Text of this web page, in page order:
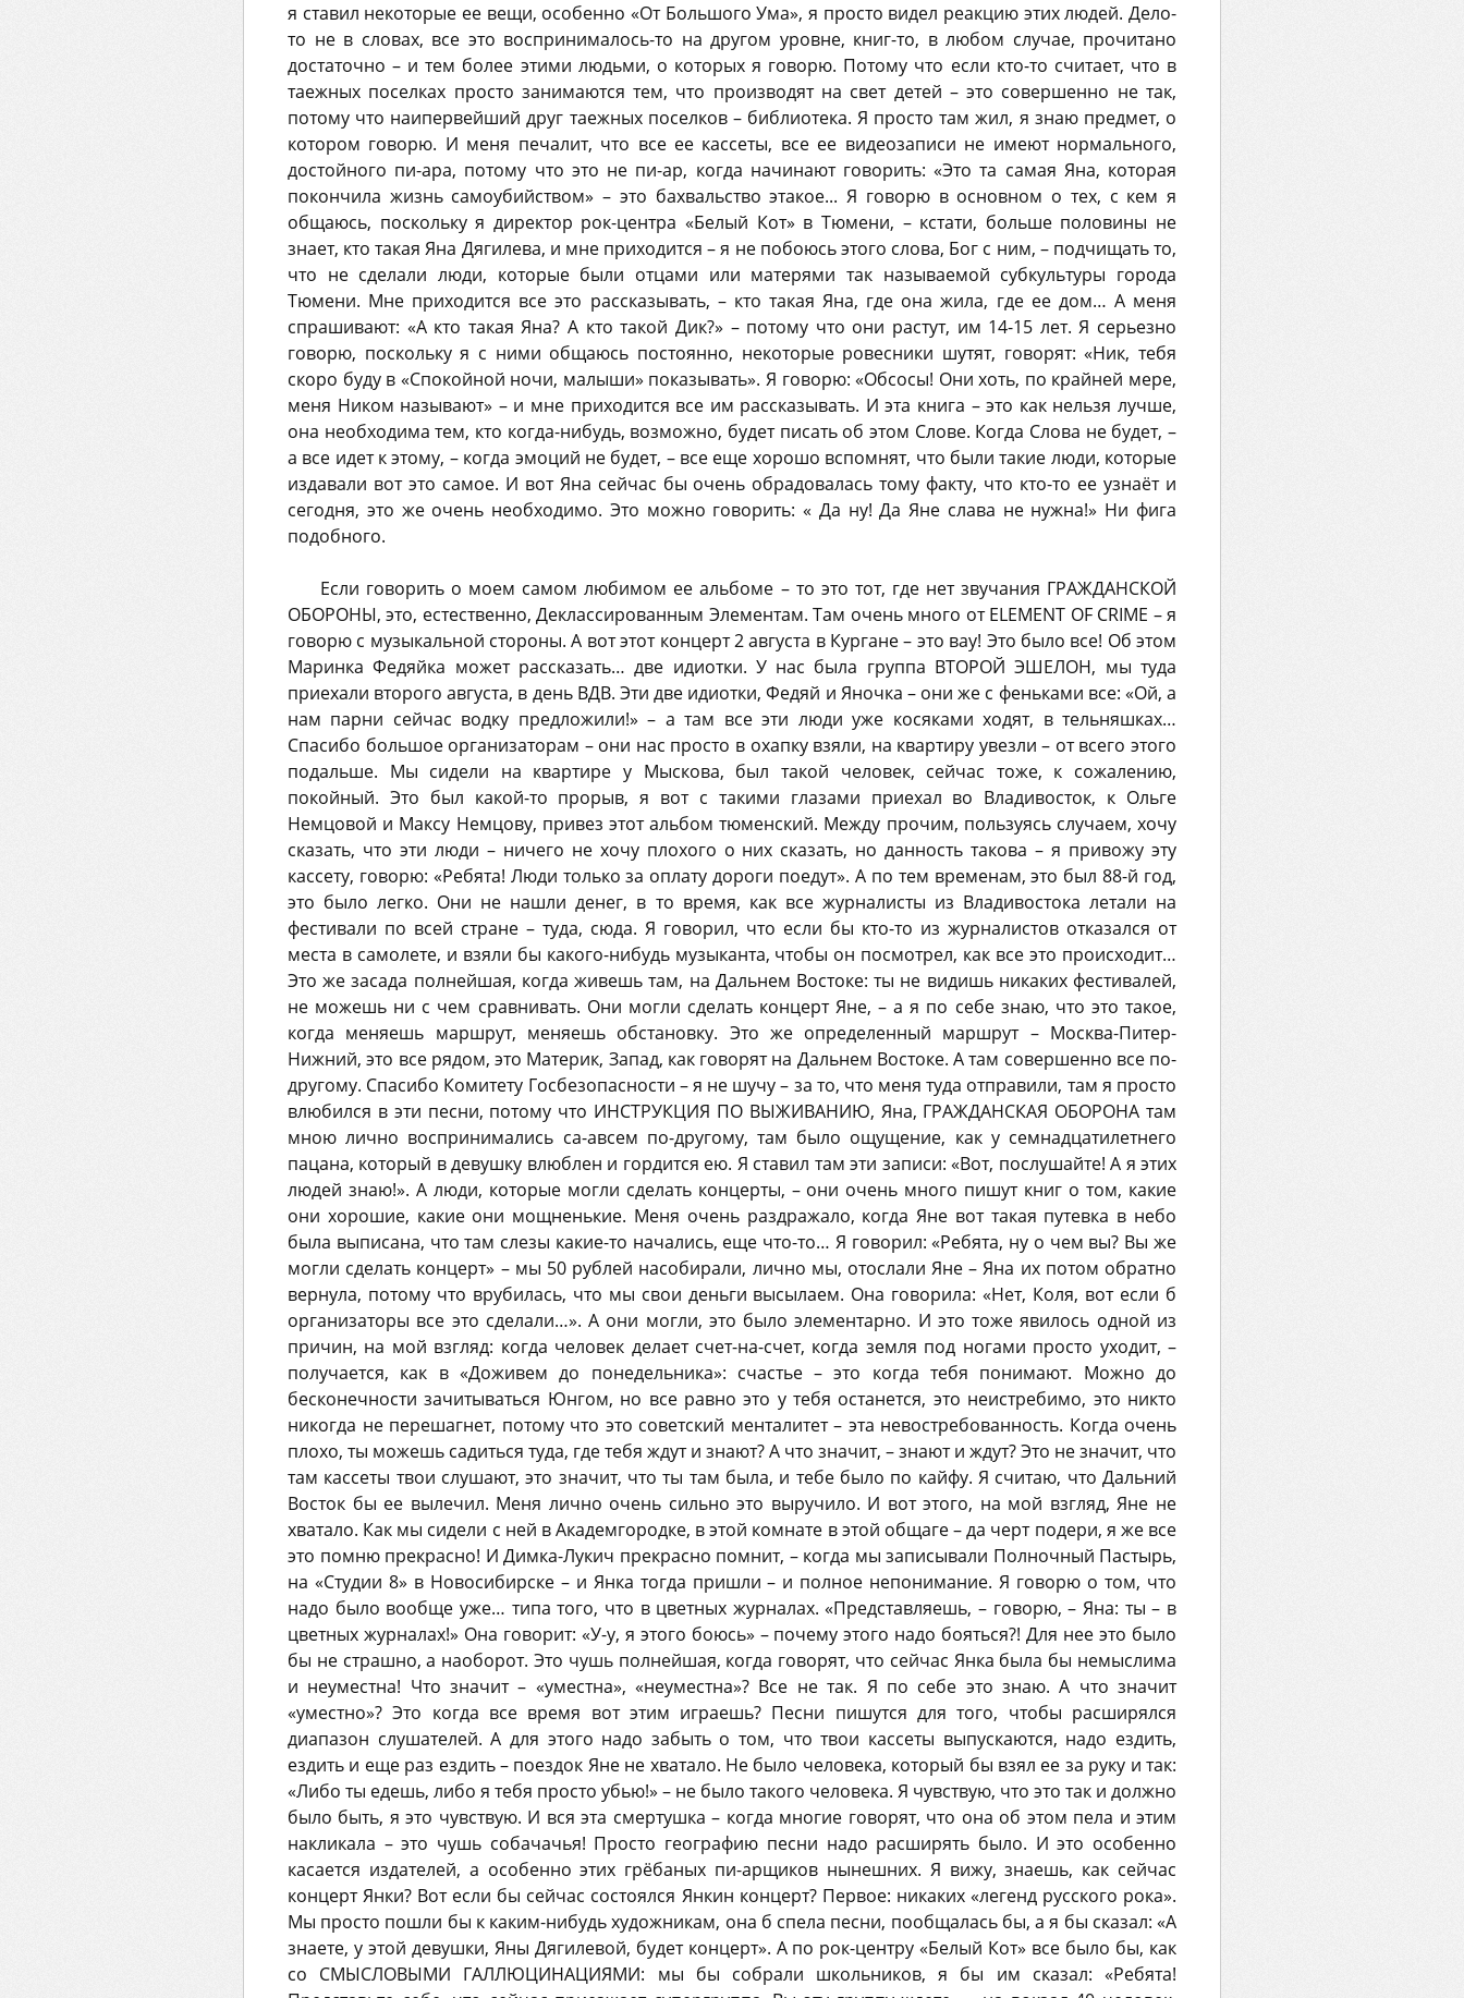
я ставил некоторые ее вещи, особенно «От Большого Ума», я просто видел реакцию этих людей. Дело-
то не в словах, все это воспринималось-то на другом уровне, книг-то, в любом случае, прочитано
достаточно – и тем более этими людьми, о которых я говорю. Потому что если кто-то считает, что в
таежных поселках просто занимаются тем, что производят на свет детей – это совершенно не так,
потому что наипервейший друг таежных поселков – библиотека. Я просто там жил, я знаю предмет, о
котором говорю. И меня печалит, что все ее кассеты, все ее видеозаписи не имеют нормального,
достойного пи-ара, потому что это не пи-ар, когда начинают говорить: «Это та самая Яна, которая
покончила жизнь самоубийством» – это бахвальство этакое... Я говорю в основном о тех, с кем я
общаюсь, поскольку я директор рок-центра «Белый Кот» в Тюмени, – кстати, больше половины не
знает, кто такая Яна Дягилева, и мне приходится – я не побоюсь этого слова, Бог с ним, – подчищать то,
что не сделали люди, которые были отцами или матерями так называемой субкультуры города
Тюмени. Мне приходится все это рассказывать, – кто такая Яна, где она жила, где ее дом… А меня
спрашивают: «А кто такая Яна? А кто такой Дик?» – потому что они растут, им 14-15 лет. Я серьезно
говорю, поскольку я с ними общаюсь постоянно, некоторые ровесники шутят, говорят: «Ник, тебя
скоро буду в «Спокойной ночи, малыши» показывать». Я говорю: «Обсосы! Они хоть, по крайней мере,
меня Ником называют» – и мне приходится все им рассказывать. И эта книга – это как нельзя лучше,
она необходима тем, кто когда-нибудь, возможно, будет писать об этом Слове. Когда Слова не будет, –
а все идет к этому, – когда эмоций не будет, – все еще хорошо вспомнят, что были такие люди, которые
издавали вот это самое. И вот Яна сейчас бы очень обрадовалась тому факту, что кто-то ее узнаёт и
сегодня, это же очень необходимо. Это можно говорить: « Да ну! Да Яне слава не нужна!» Ни фига
подобного.
Если говорить о моем самом любимом ее альбоме – то это тот, где нет звучания ГРАЖДАНСКОЙ
ОБОРОНЫ, это, естественно, Деклассированным Элементам. Там очень много от ELEMENT OF CRIME – я
говорю с музыкальной стороны. А вот этот концерт 2 августа в Кургане – это вау! Это было все! Об этом
Маринка Федяйка может рассказать… две идиотки. У нас была группа ВТОРОЙ ЭШЕЛОН, мы туда
приехали второго августа, в день ВДВ. Эти две идиотки, Федяй и Яночка – они же с феньками все: «Ой, а
нам парни сейчас водку предложили!» – а там все эти люди уже косяками ходят, в тельняшках…
Спасибо большое организаторам – они нас просто в охапку взяли, на квартиру увезли – от всего этого
подальше. Мы сидели на квартире у Мыскова, был такой человек, сейчас тоже, к сожалению,
покойный. Это был какой-то прорыв, я вот с такими глазами приехал во Владивосток, к Ольге
Немцовой и Максу Немцову, привез этот альбом тюменский. Между прочим, пользуясь случаем, хочу
сказать, что эти люди – ничего не хочу плохого о них сказать, но данность такова – я привожу эту
кассету, говорю: «Ребята! Люди только за оплату дороги поедут». А по тем временам, это был 88-й год,
это было легко. Они не нашли денег, в то время, как все журналисты из Владивостока летали на
фестивали по всей стране – туда, сюда. Я говорил, что если бы кто-то из журналистов отказался от
места в самолете, и взяли бы какого-нибудь музыканта, чтобы он посмотрел, как все это происходит…
Это же засада полнейшая, когда живешь там, на Дальнем Востоке: ты не видишь никаких фестивалей,
не можешь ни с чем сравнивать. Они могли сделать концерт Яне, – а я по себе знаю, что это такое,
когда меняешь маршрут, меняешь обстановку. Это же определенный маршрут – Москва-Питер-
Нижний, это все рядом, это Материк, Запад, как говорят на Дальнем Востоке. А там совершенно все по-
другому. Спасибо Комитету Госбезопасности – я не шучу – за то, что меня туда отправили, там я просто
влюбился в эти песни, потому что ИНСТРУКЦИЯ ПО ВЫЖИВАНИЮ, Яна, ГРАЖДАНСКАЯ ОБОРОНА там
мною лично воспринимались са-авсем по-другому, там было ощущение, как у семнадцатилетнего
пацана, который в девушку влюблен и гордится ею. Я ставил там эти записи: «Вот, послушайте! А я этих
людей знаю!». А люди, которые могли сделать концерты, – они очень много пишут книг о том, какие
они хорошие, какие они мощненькие. Меня очень раздражало, когда Яне вот такая путевка в небо
была выписана, что там слезы какие-то начались, еще что-то… Я говорил: «Ребята, ну о чем вы? Вы же
могли сделать концерт» – мы 50 рублей насобирали, лично мы, отослали Яне – Яна их потом обратно
вернула, потому что врубилась, что мы свои деньги высылаем. Она говорила: «Нет, Коля, вот если б
организаторы все это сделали…». А они могли, это было элементарно. И это тоже явилось одной из
причин, на мой взгляд: когда человек делает счет-на-счет, когда земля под ногами просто уходит, –
получается, как в «Доживем до понедельника»: счастье – это когда тебя понимают. Можно до
бесконечности зачитываться Юнгом, но все равно это у тебя останется, это неистребимо, это никто
никогда не перешагнет, потому что это советский менталитет – эта невостребованность. Когда очень
плохо, ты можешь садиться туда, где тебя ждут и знают? А что значит, – знают и ждут? Это не значит, что
там кассеты твои слушают, это значит, что ты там была, и тебе было по кайфу. Я считаю, что Дальний
Восток бы ее вылечил. Меня лично очень сильно это выручило. И вот этого, на мой взгляд, Яне не
хватало. Как мы сидели с ней в Академгородке, в этой комнате в этой общаге – да черт подери, я же все
это помню прекрасно! И Димка-Лукич прекрасно помнит, – когда мы записывали Полночный Пастырь,
на «Студии 8» в Новосибирске – и Янка тогда пришли – и полное непонимание. Я говорю о том, что
надо было вообще уже… типа того, что в цветных журналах. «Представляешь, – говорю, – Яна: ты – в
цветных журналах!» Она говорит: «У-у, я этого боюсь» – почему этого надо бояться?! Для нее это было
бы не страшно, а наоборот. Это чушь полнейшая, когда говорят, что сейчас Янка была бы немыслима
и неуместна! Что значит – «уместна», «неуместна»? Все не так. Я по себе это знаю. А что значит
«уместно»? Это когда все время вот этим играешь? Песни пишутся для того, чтобы расширялся
диапазон слушателей. А для этого надо забыть о том, что твои кассеты выпускаются, надо ездить,
ездить и еще раз ездить – поездок Яне не хватало. Не было человека, который бы взял ее за руку и так:
«Либо ты едешь, либо я тебя просто убью!» – не было такого человека. Я чувствую, что это так и должно
было быть, я это чувствую. И вся эта смертушка – когда многие говорят, что она об этом пела и этим
накликала – это чушь собачачья! Просто географию песни надо расширять было. И это особенно
касается издателей, а особенно этих грёбаных пи-арщиков нынешних. Я вижу, знаешь, как сейчас
концерт Янки? Вот если бы сейчас состоялся Янкин концерт? Первое: никаких «легенд русского рока».
Мы просто пошли бы к каким-нибудь художникам, она б спела песни, пообщалась бы, а я бы сказал: «А
знаете, у этой девушки, Яны Дягилевой, будет концерт». А по рок-центру «Белый Кот» все было бы, как
со СМЫСЛОВЫМИ ГАЛЛЮЦИНАЦИЯМИ: мы бы собрали школьников, я бы им сказал: «Ребята!